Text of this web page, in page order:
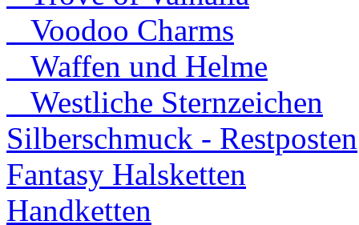
Voodoo Charms
Waffen und Helme
Westliche Sternzeichen
Silberschmuck - Restposten
Fantasy Halsketten
Handketten